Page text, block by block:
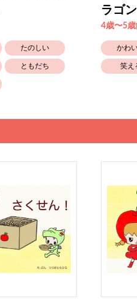
たのしい
ともだち
ラゴ
4歳〜5
かわ
笑え